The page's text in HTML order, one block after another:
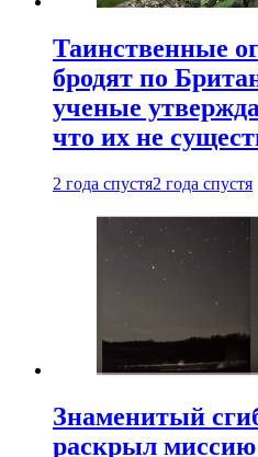
Таинственные
бродят по
ученые
что их не
2 года спустя2 года спустя
Знаменитый
раскрыл